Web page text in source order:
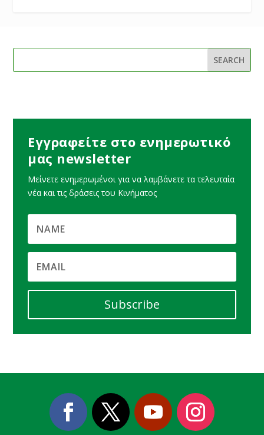
Εγγραφείτε στο ενημερωτικό
μας newsletter
Μείνετε ενημερωμένοι για να λαμβάνετε τα τελευταία
νέα και τις δράσεις του Κινήματος
Subscribe